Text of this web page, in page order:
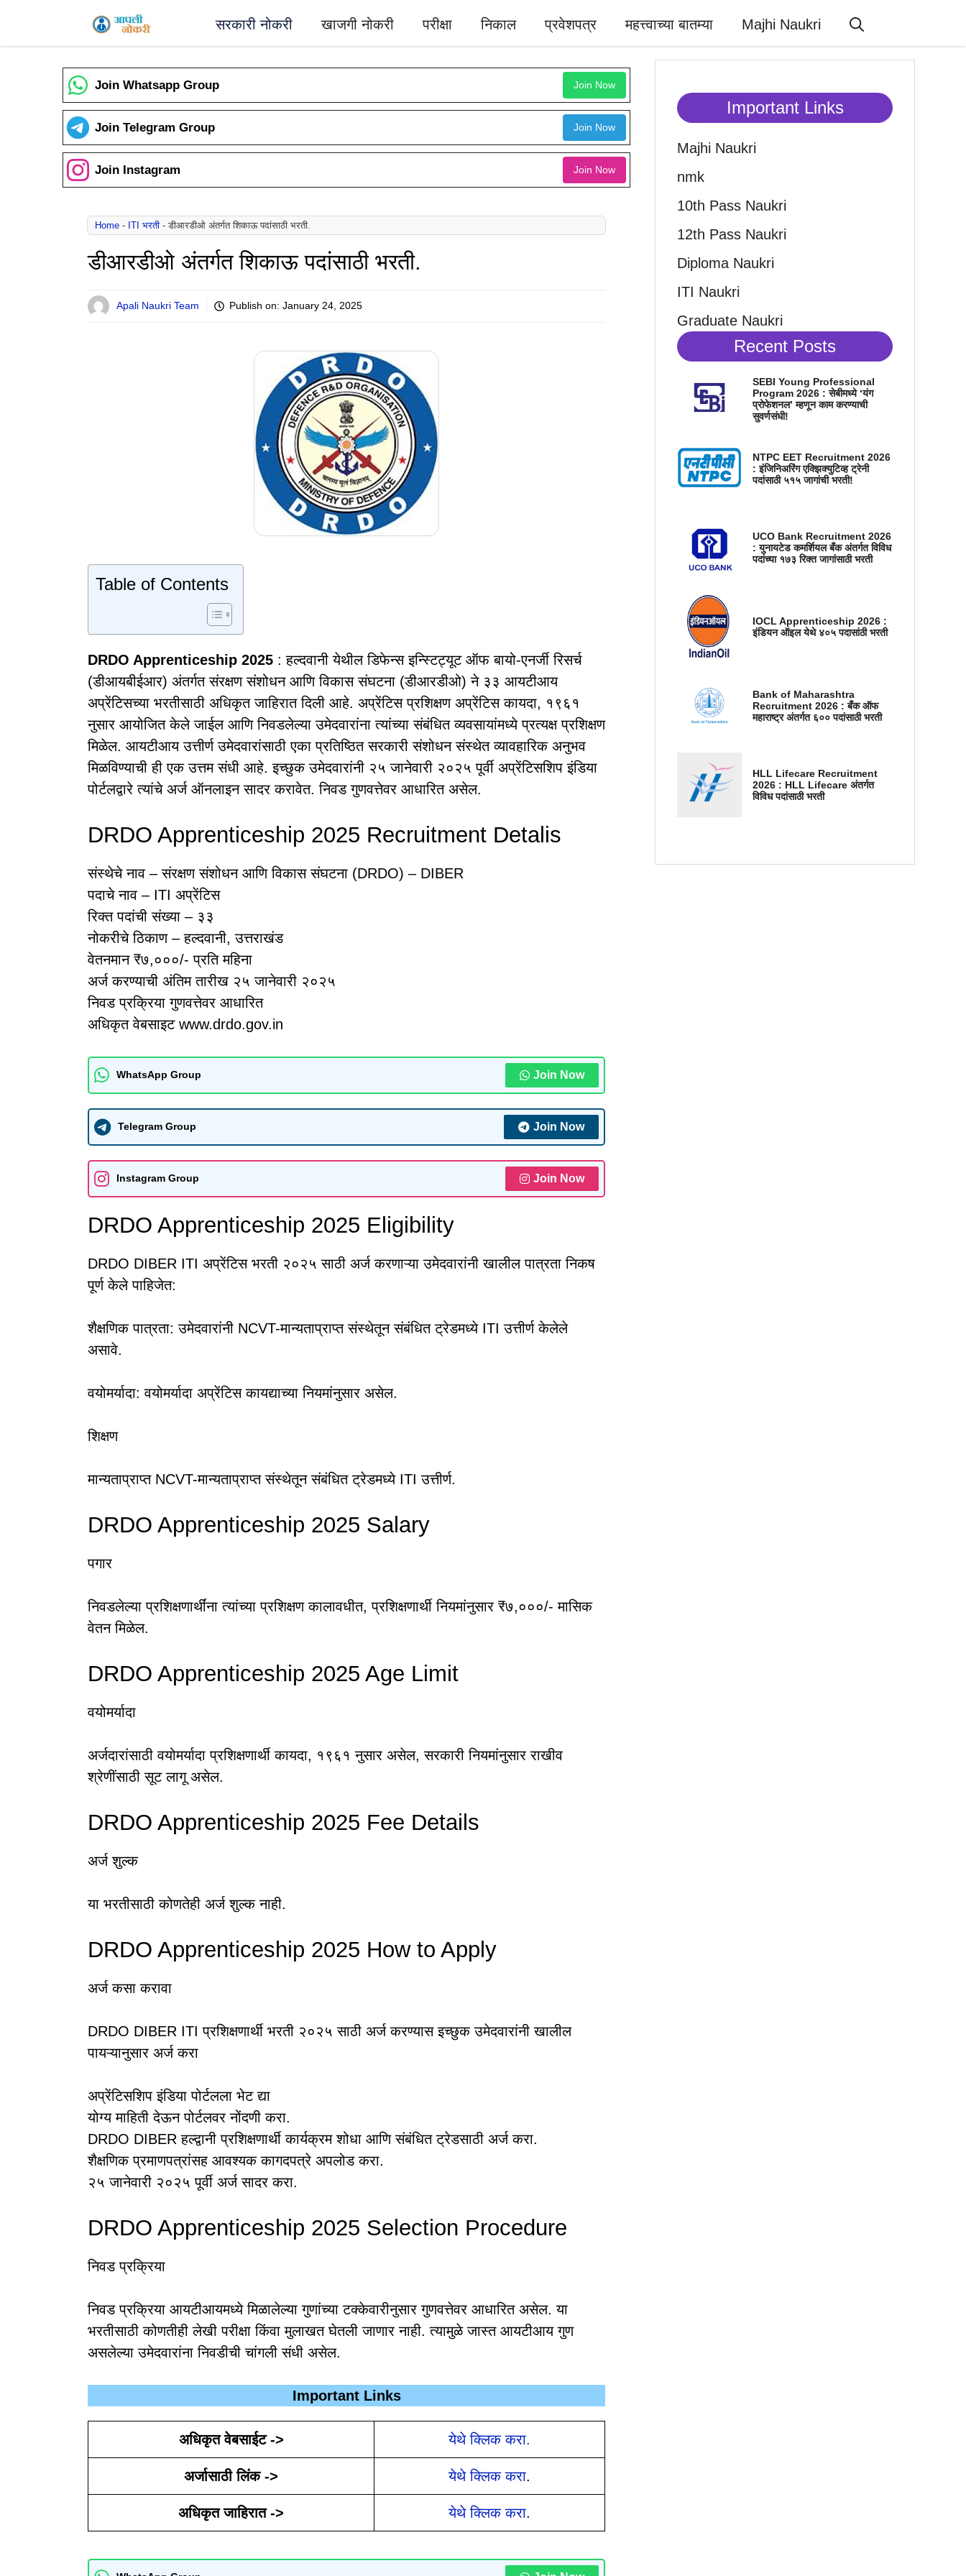
सरकारी नोकरी खाजगी नोकरी परीक्षा निकाल प्रवेशपत्र महत्त्वाच्या बातम्या Majhi Naukri
Join Whatsapp Group Join Now
Join Telegram Group Join Now
Join Instagram Join Now
Home - ITI भरती -डीआरडीओ अंतर्गत शिकाऊ पदांसाठी भरती.
डीआरडीओ अंतर्गत शिकाऊ पदांसाठी भरती.
Apali Naukri Team Publish on: January 24, 2025
Table of Contents
DRDO Apprenticeship 2025 : हल्दवानी येथील डिफेन्स इन्स्टिट्यूट ऑफ बायो-एनर्जी रिसर्च
(डीआयबीईआर) अंतर्गत संरक्षण संशोधन आणि विकास संघटना (डीआरडीओ) ने ३३ आयटीआय
अप्रेंटिसच्या भरतीसाठी अधिकृत जाहिरात दिली आहे. अप्रेंटिस प्रशिक्षण अप्रेंटिस कायदा, १९६१
नुसार आयोजित केले जाईल आणि निवडलेल्या उमेदवारांना त्यांच्या संबंधित व्यवसायांमध्ये प्रत्यक्ष प्रशिक्षण
मिळेल. आयटीआय उत्तीर्ण उमेदवारांसाठी एका प्रतिष्ठित सरकारी संशोधन संस्थेत व्यावहारिक अनुभव
मिळविण्याची ही एक उत्तम संधी आहे. इच्छुक उमेदवारांनी २५ जानेवारी २०२५ पूर्वी अप्रेंटिसशिप इंडिया
पोर्टलद्वारे त्यांचे अर्ज ऑनलाइन सादर करावेत. निवड गुणवत्तेवर आधारित असेल.
DRDO Apprenticeship 2025 Recruitment Detalis
संस्थेचे नाव – संरक्षण संशोधन आणि विकास संघटना (DRDO) – DIBER
पदाचे नाव – ITI अप्रेंटिस
रिक्त पदांची संख्या – ३३
नोकरीचे ठिकाण – हल्दवानी, उत्तराखंड
वेतनमान ₹७,०००/- प्रति महिना
अर्ज करण्याची अंतिम तारीख २५ जानेवारी २०२५
निवड प्रक्रिया गुणवत्तेवर आधारित
अधिकृत वेबसाइट www.drdo.gov.in
WhatsApp Group Join Now
Telegram Group Join Now
Instagram Group Join Now
DRDO Apprenticeship 2025 Eligibility
DRDO DIBER ITI अप्रेंटिस भरती २०२५ साठी अर्ज करणाऱ्या उमेदवारांनी खालील पात्रता निकष
पूर्ण केले पाहिजेत:
शैक्षणिक पात्रता: उमेदवारांनी NCVT-मान्यताप्राप्त संस्थेतून संबंधित ट्रेडमध्ये ITI उत्तीर्ण केलेले
असावे.
वयोमर्यादा: वयोमर्यादा अप्रेंटिस कायद्याच्या नियमांनुसार असेल.
शिक्षण
मान्यताप्राप्त NCVT-मान्यताप्राप्त संस्थेतून संबंधित ट्रेडमध्ये ITI उत्तीर्ण.
DRDO Apprenticeship 2025 Salary
पगार
निवडलेल्या प्रशिक्षणार्थींना त्यांच्या प्रशिक्षण कालावधीत, प्रशिक्षणार्थी नियमांनुसार ₹७,०००/- मासिक
वेतन मिळेल.
DRDO Apprenticeship 2025 Age Limit
वयोमर्यादा
अर्जदारांसाठी वयोमर्यादा प्रशिक्षणार्थी कायदा, १९६१ नुसार असेल, सरकारी नियमांनुसार राखीव
श्रेणींसाठी सूट लागू असेल.
DRDO Apprenticeship 2025 Fee Details
अर्ज शुल्क
या भरतीसाठी कोणतेही अर्ज शुल्क नाही.
DRDO Apprenticeship 2025 How to Apply
अर्ज कसा करावा
DRDO DIBER ITI प्रशिक्षणार्थी भरती २०२५ साठी अर्ज करण्यास इच्छुक उमेदवारांनी खालील
पायऱ्यानुसार अर्ज करा
अप्रेंटिसशिप इंडिया पोर्टलला भेट द्या
योग्य माहिती देऊन पोर्टलवर नोंदणी करा.
DRDO DIBER हल्द्वानी प्रशिक्षणार्थी कार्यक्रम शोधा आणि संबंधित ट्रेडसाठी अर्ज करा.
शैक्षणिक प्रमाणपत्रांसह आवश्यक कागदपत्रे अपलोड करा.
२५ जानेवारी २०२५ पूर्वी अर्ज सादर करा.
DRDO Apprenticeship 2025 Selection Procedure
निवड प्रक्रिया
निवड प्रक्रिया आयटीआयमध्ये मिळालेल्या गुणांच्या टक्केवारीनुसार गुणवत्तेवर आधारित असेल. या
भरतीसाठी कोणतीही लेखी परीक्षा किंवा मुलाखत घेतली जाणार नाही. त्यामुळे जास्त आयटीआय गुण
असलेल्या उमेदवारांना निवडीची चांगली संधी असेल.
Important Links
अधिकृत वेबसाईट -> येथे क्लिक करा.
अर्जासाठी लिंक -> येथे क्लिक करा.
अधिकृत जाहिरात -> येथे क्लिक करा.
Important Links
Majhi Naukri
nmk
10th Pass Naukri
12th Pass Naukri
Diploma Naukri
ITI Naukri
Graduate Naukri
Recent Posts
SEBI Young Professional
Program 2026 : सेबीमध्ये ‘यंग
प्रोफेशनल’ म्हणून काम करण्याची
सुवर्णसंधी!
NTPC EET Recruitment 2026
: इंजिनिअरिंग एक्झिक्युटिव्ह ट्रेनी
पदांसाठी ५१५ जागांची भरती!
UCO Bank Recruitment 2026
: युनायटेड कमर्शियल बँक अंतर्गत विविध
पदांच्या १७३ रिक्त जागांसाठी भरती
IOCL Apprenticeship 2026 :
इंडियन ऑइल येथे ४०५ पदासांठी भरती
Bank of Maharashtra
Recruitment 2026 : बँक ऑफ
महाराष्ट्र अंतर्गत ६०० पदांसाठी भरती
HLL Lifecare Recruitment
2026 : HLL Lifecare अंतर्गत
विविध पदांसाठी भरती